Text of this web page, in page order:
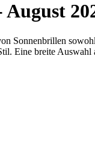
Sonnenbrillen
Eine breite